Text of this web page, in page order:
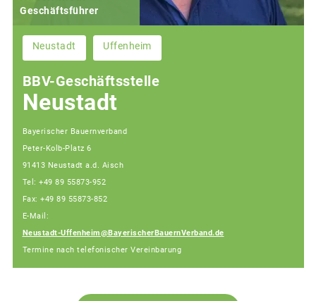
Geschäftsführer
Neustadt Uffenheim
BBV-Geschäftsstelle
Neustadt
Bayerischer Bauernverband
Peter-Kolb-Platz 6
91413 Neustadt a.d. Aisch
Tel: +49 89 55873-952
Fax: +49 89 55873-852
E-Mail:
Neustadt-Uffenheim@BayerischerBauernVerband.de
Termine nach telefonischer Vereinbarung